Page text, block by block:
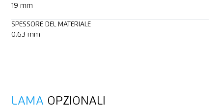
19 mm
SPESSORE DEL MATERIALE
0.63 mm
LAMA OPZIONALI